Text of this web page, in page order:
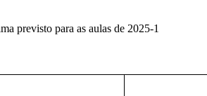
previsto para as aulas de 2025-1